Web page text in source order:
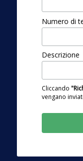
Numero di
Descrizione
Cliccando
vengano